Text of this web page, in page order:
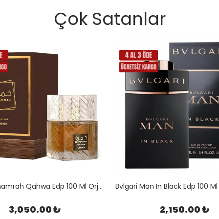
Çok Satanlar
Lattafa Khamrah Qahwa Edp 100 Ml Orjinal Kutulu
3,050.00 ₺ 2,150.00 ₺